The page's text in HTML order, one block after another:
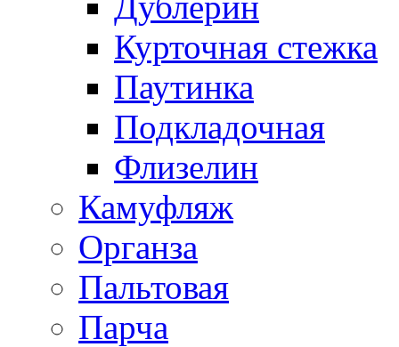
Курточная стежка
Паутинка
Подкладочная
Флизелин
Камуфляж
Органза
Пальтовая
Парча